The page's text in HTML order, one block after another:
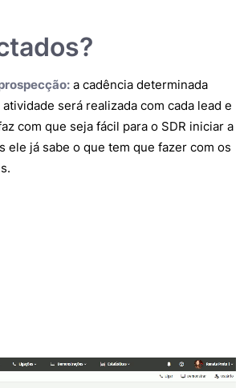
a cadência determinada
será realizada com cada lead e
com que seja fácil para o SDR iniciar a
ele já sabe o que tem que fazer com os